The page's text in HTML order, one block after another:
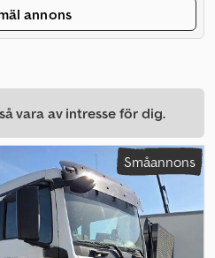
annons
vara av intresse för dig.
Småannons